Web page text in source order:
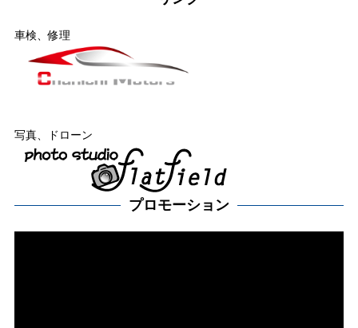
車検、修理
写真、ドローン
プロモーション